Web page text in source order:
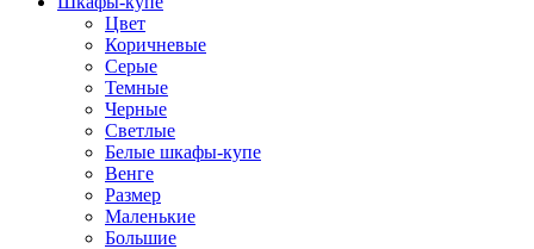
Цвет
Коричневые
Серые
Темные
Черные
Светлые
Белые шкафы-купе
Венге
Размер
Маленькие
Большие